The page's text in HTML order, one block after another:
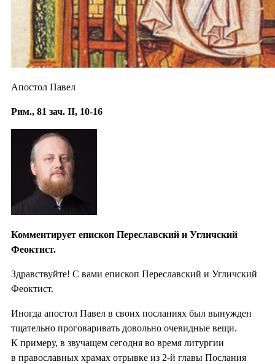
Апостол Павел
Рим., 81 зач. II, 10-16
Комментирует епископ Переславский и Угличский
Феоктист.
Здравствуйте! С вами епископ Переславский и Угличский
Феоктист.
Иногда апостол Павел в своих посланиях был вынужден
тщательно проговаривать довольно очевидные вещи.
К примеру, в звучащем сегодня во время литургии
в православных храмах отрывке из 2-й главы Послания